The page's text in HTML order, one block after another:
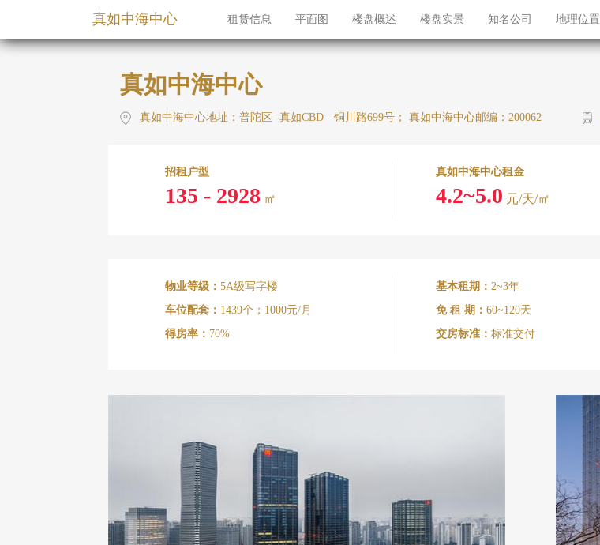
真如中海中心 租赁信息 平面图 楼盘概述 楼盘实景 知名公司 地理位置
真如中海中心
真如中海中心地址：普陀区 -真如CBD - 铜川路699号； 真如中海中心邮编：200062
招租户型
135 - 2928 ㎡
真如中海中心租金
4.2~5.0 元/天/㎡
物业等级： 5A级写字楼
车位配套： 1439个；1000元/月
得房率： 70%
基本租期：2~3年
免 租 期：60~120天
交房标准：标准交付